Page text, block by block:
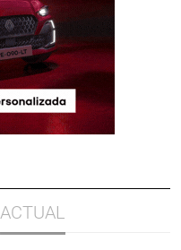
ACTUAL